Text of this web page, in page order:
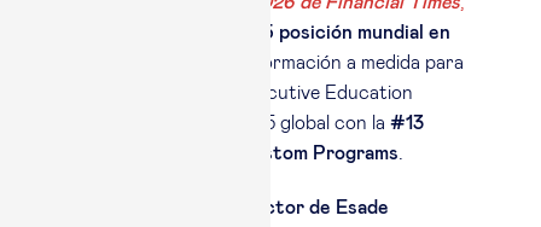
#5 posición mundial en
. En la formación a medida para
las empresas, Esade Executive Education
también alcanza el Top 15 global con la #13
posición mundial en Custom Programs
Michele Quintano, director de Esade